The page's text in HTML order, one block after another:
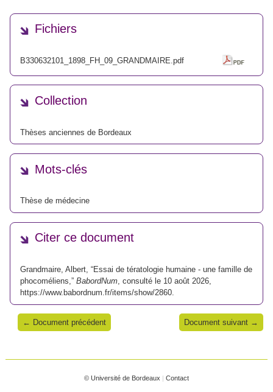
Fichiers
B330632101_1898_FH_09_GRANDMAIRE.pdf
Collection
Thèses anciennes de Bordeaux
Mots-clés
Thèse de médecine
Citer ce document
Grandmaire, Albert, “Essai de tératologie humaine - une famille de
phocoméliens,” BabordNum , consulté le 10 août 2026,
https://www.babordnum.fr/items/show/2860
← Document précédent Document suivant →
© Université de Bordeaux | Contact